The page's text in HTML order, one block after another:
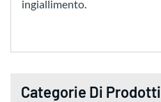
ingiallimento.
Categorie Di Prodotti